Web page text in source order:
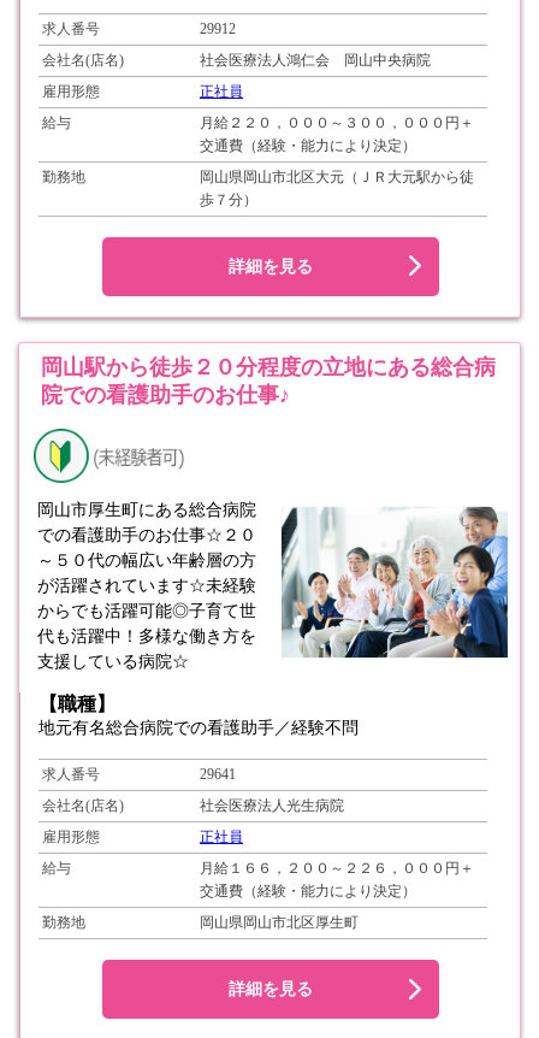
求人番号
29912
会社名(店名)
社会医療法人鴻仁会 岡山中央病院
雇用形態
正社員
給与
月給２２０，０００～３００，０００円＋
交通費（経験・能力により決定）
勤務地
岡山県岡山市北区大元（ＪＲ大元駅から徒
歩７分）
詳細を見る
岡山駅から徒歩２０分程度の立地にある総合病
院での看護助手のお仕事♪
岡山市厚生町にある総合病院
での看護助手のお仕事☆２０
～５０代の幅広い年齢層の方
が活躍されています☆未経験
からでも活躍可能◎子育て世
代も活躍中！多様な働き方を
支援している病院☆
【職種】
地元有名総合病院での看護助手／経験不問
求人番号
29641
会社名(店名)
社会医療法人光生病院
雇用形態
正社員
給与
月給１６６，２００～２２６，０００円＋
交通費（経験・能力により決定）
勤務地
岡山県岡山市北区厚生町
詳細を見る